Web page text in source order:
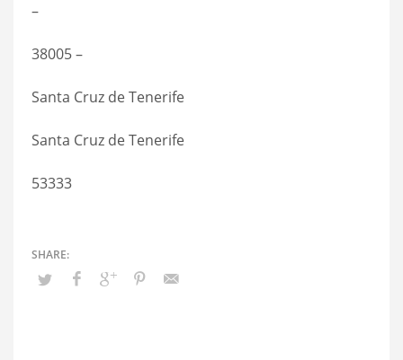
–
38005 –
Santa Cruz de Tenerife
Santa Cruz de Tenerife
53333